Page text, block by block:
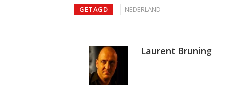
GETAGD
NEDERLAND
Laurent Bruning